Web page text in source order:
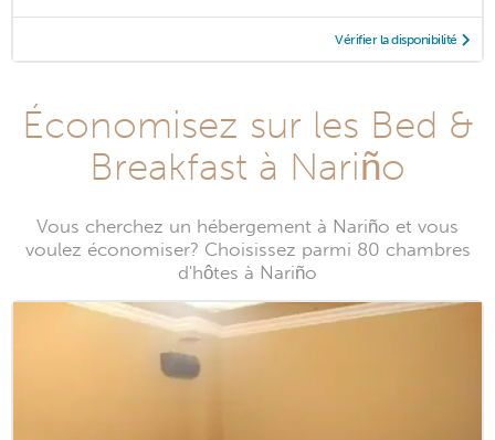
Vérifier la disponibilité
Économisez sur les Bed &
Breakfast à Nariño
Vous cherchez un hébergement à Nariño et vous
voulez économiser? Choisissez parmi 80 chambres
d'hôtes à Nariño